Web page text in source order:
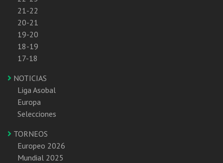
21-22
20-21
19-20
18-19
17-18
NOTICIAS
Liga Asobal
Europa
Selecciones
TORNEOS
Europeo 2026
Mundial 2025